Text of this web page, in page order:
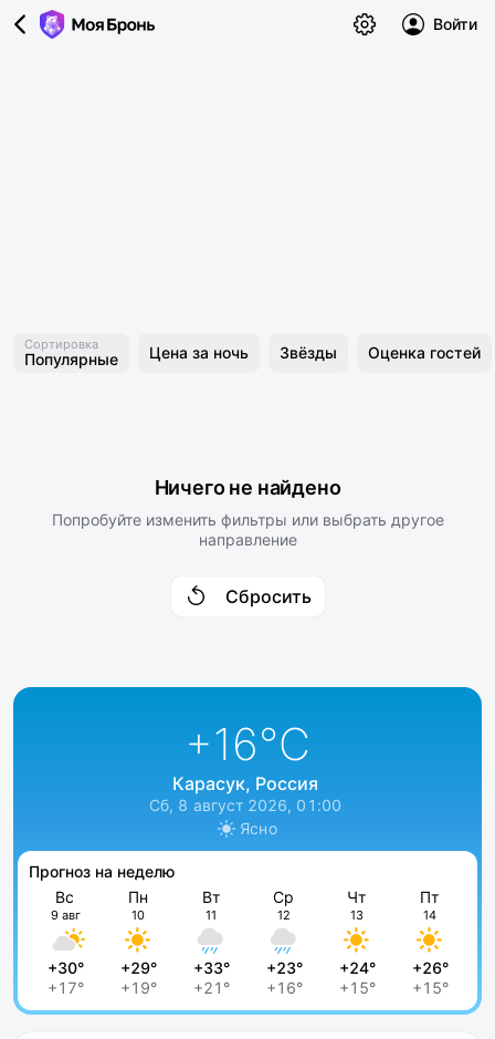
Войти
Сортировка
Популярные Цена за ночь Звёзды Оценка гостей
Ничего не найдено
Попробуйте изменить фильтры или выбрать другое
направление
Сбросить
+16°C
Карасук, Россия
Сб, 8 август 2026, 01:00
Ясно
Прогноз на неделю
Вс
9 авг
+30°
+17°
Пн
10
+29°
+19°
Вт
11
+33°
+21°
Ср
12
+23°
+16°
Чт
13
+24°
+15°
Пт
14
+26°
+15°